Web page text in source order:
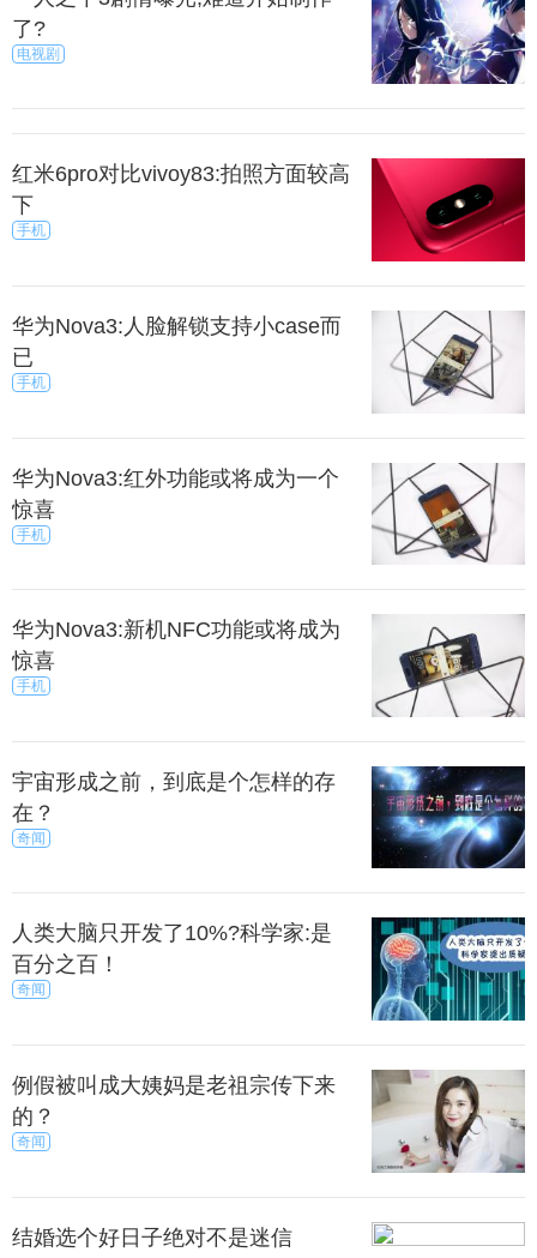
了?
电视剧
红米6pro对比vivoy83:拍照方面较高
下
手机
华为Nova3:人脸解锁支持小case而
已
手机
华为Nova3:红外功能或将成为一个
惊喜
手机
华为Nova3:新机NFC功能或将成为
惊喜
手机
宇宙形成之前，到底是个怎样的存
在？
奇闻
人类大脑只开发了10%?科学家:是
百分之百！
奇闻
例假被叫成大姨妈是老祖宗传下来
的？
奇闻
结婚选个好日子绝对不是迷信